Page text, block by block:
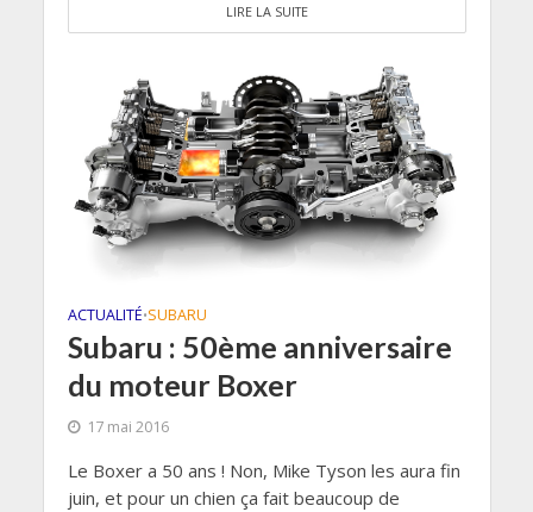
LIRE LA SUITE
ACTUALITÉ•SUBARU
Subaru : 50ème anniversaire
du moteur Boxer
17 mai 2016
Le Boxer a 50 ans ! Non, Mike Tyson les aura fin
juin, et pour un chien ça fait beaucoup de